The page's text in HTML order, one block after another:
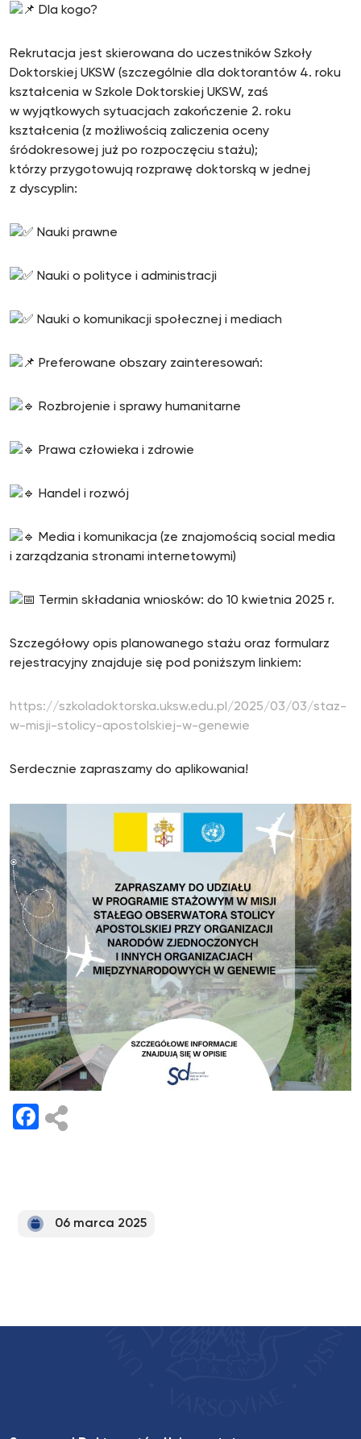
Dla kogo?
Rekrutacja jest skierowana do uczestników Szkoły
Doktorskiej UKSW (szczególnie dla doktorantów 4. roku
kształcenia w Szkole Doktorskiej UKSW, zaś
w wyjątkowych sytuacjach zakończenie 2. roku
kształcenia (z możliwością zaliczenia oceny
śródokresowej już po rozpoczęciu stażu);
którzy przygotowują rozprawę doktorską w jednej
z dyscyplin:
Nauki prawne
Nauki o polityce i administracji
Nauki o komunikacji społecznej i mediach
Preferowane obszary zainteresowań:
Rozbrojenie i sprawy humanitarne
Prawa człowieka i zdrowie
Handel i rozwój
Media i komunikacja (ze znajomością social media
i zarządzania stronami internetowymi)
Termin składania wniosków: do 10 kwietnia 2025 r.
Szczegółowy opis planowanego stażu oraz formularz
rejestracyjny znajduje się pod poniższym linkiem:
https://szkoladoktorska.uksw.edu.pl/2025/03/03/staz-
w-misji-stolicy-apostolskiej-w-genewie
Serdecznie zapraszamy do aplikowania!
Facebook
06 marca 2025